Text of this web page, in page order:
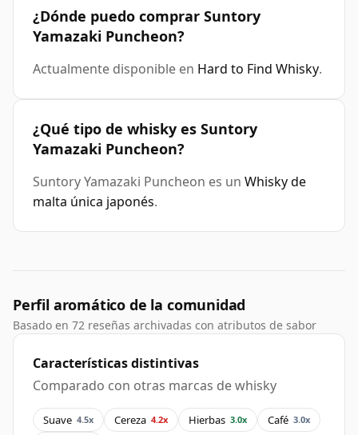
¿Dónde puedo comprar Suntory
Yamazaki Puncheon?
Actualmente disponible en Hard to Find Whisky.
¿Qué tipo de whisky es Suntory
Yamazaki Puncheon?
Suntory Yamazaki Puncheon es un Whisky de
malta única japonés.
Perfil aromático de la comunidad
Basado en 72 reseñas archivadas con atributos de sabor
Características distintivas
Comparado con otras marcas de whisky
Suave 4.5x Cereza 4.2x Hierbas 3.0x Café 3.0x